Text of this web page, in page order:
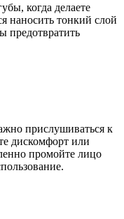
когда делаете
наносить тонкий слой
предотвратить
прислушиваться к
дискомфорт или
промойте лицо